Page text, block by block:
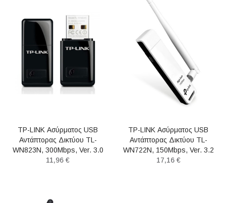
TP-LINK Ασύρματος USB
Αντάπτορας Δικτύου TL-
WN823N, 300Mbps, Ver. 3.0
11,96 €
TP-LINK Ασύρματος USB
Αντάπτορας Δικτύου TL-
WN722N, 150Mbps, Ver. 3.2
17,16 €